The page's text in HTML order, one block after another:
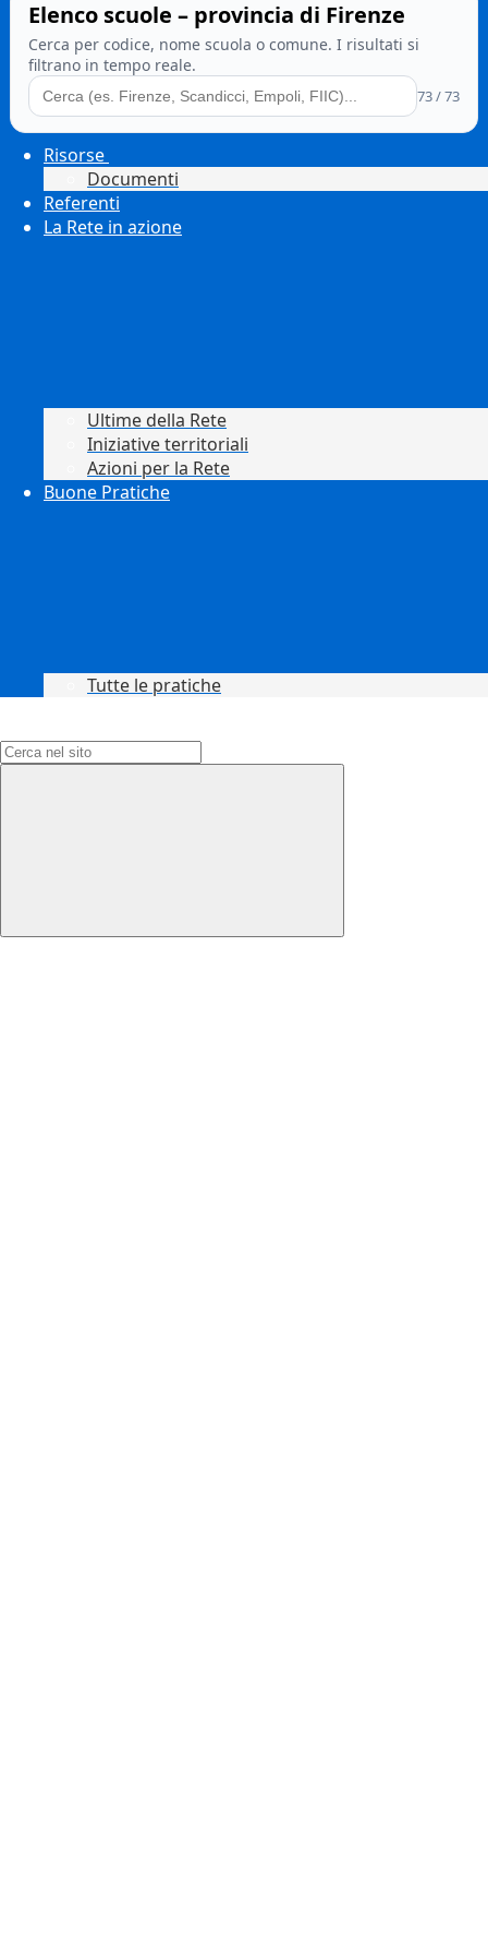
Risorse
Documenti
Referenti
La Rete in azione
Ultime della Rete
Iniziative territoriali
Azioni per la Rete
Buone Pratiche
Tutte le pratiche
Elenco scuole – provincia di Firenze
Cerca per codice, nome scuola o comune. I risultati si
filtrano in tempo reale.
73 / 73